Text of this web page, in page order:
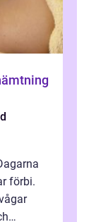
förbi.